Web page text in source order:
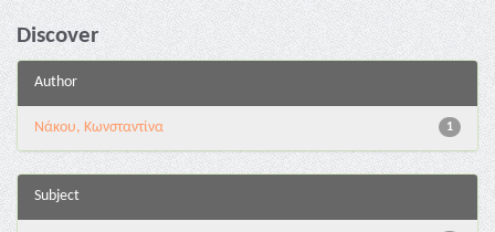
Discover
Author
1
Νάκου, Κωνσταντίνα
Subject